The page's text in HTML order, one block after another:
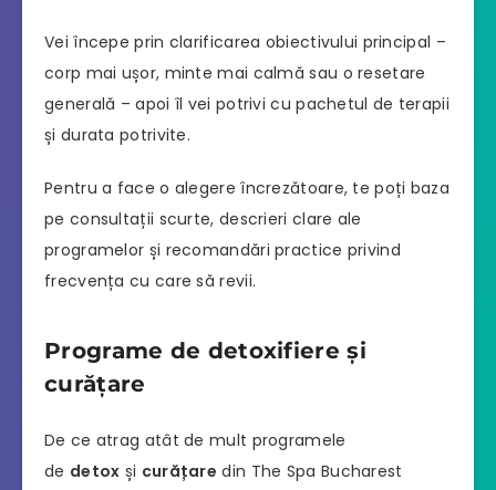
Vei începe prin clarificarea obiectivului principal –
corp mai ușor, minte mai calmă sau o resetare
generală – apoi îl vei potrivi cu pachetul de terapii
și durata potrivite.
Pentru a face o alegere încrezătoare, te poți baza
pe consultații scurte, descrieri clare ale
programelor și recomandări practice privind
frecvența cu care să revii.
Programe de detoxifiere și
curățare
De ce atrag atât de mult programele
de detox și curățare din The Spa Bucharest